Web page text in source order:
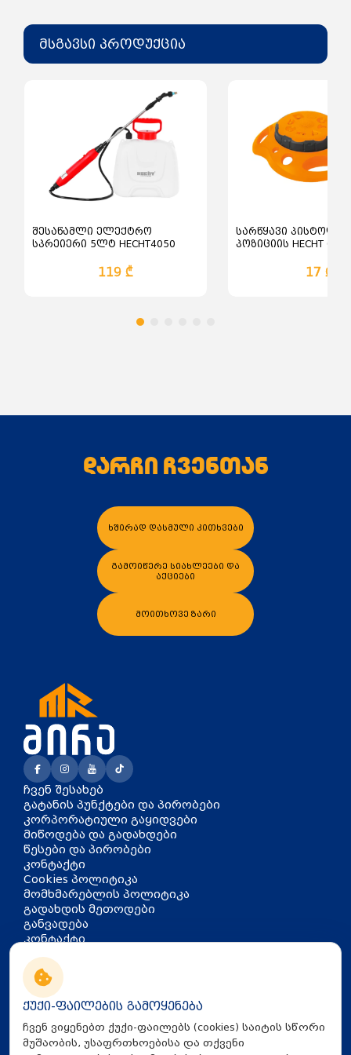
მსგავსი პროდუქცია
შესაწამლი ელექტრო
სპრეიერი 5ლტ HECHT4050
119 ₾
სარწყავი
პოზიციის HECHT
17 ₾
დარჩი ჩვენთან
ხშირად დასმული კითხვები
გამოიწერე სიახლეები და
აქციები
მოითხოვე ზარი
კონტაქტი
თბილისი, აკაკი წერეთლის
გამზირი 126
info@mira.ge
032 235 60 01
ჩვენ შესახებ
გატანის პუნქტები და პირობები
კორპორატიული გაყიდვები
მიწოდება და გადახდები
წესები და პირობები
კონტაქტი
Cookies პოლიტიკა
მომხმარებლის პოლიტიკა
გადახდის მეთოდები
განვადება
ქუქი-ფაილების გამოყენება
ჩვენ ვიყენებთ ქუქი-ფაილებს (cookies) საიტის სწორი
მუშაობის, უსაფრთხოებისა და თქვენი